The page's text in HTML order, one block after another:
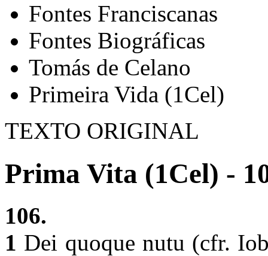
Fontes Franciscanas
Fontes Biográficas
Tomás de Celano
Primeira Vida (1Cel)
TEXTO ORIGINAL
Prima Vita (1Cel) -
106.
1 Dei quoque nutu (cfr.